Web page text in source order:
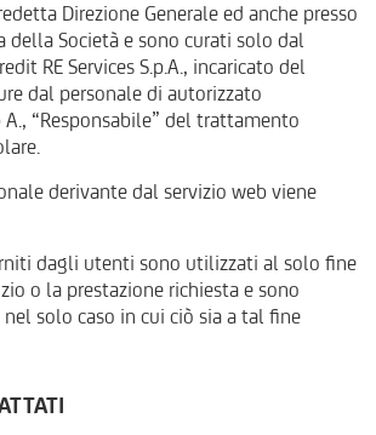
Direzione Generale ed anche presso
della Società e sono curati solo dal
RE Services S.p.A., incaricato del
dal personale di autorizzato
“Responsabile” del trattamento
derivante dal servizio web viene
dagli utenti sono utilizzati al solo fine
o la prestazione richiesta e sono
solo caso in cui ciò sia a tal fine